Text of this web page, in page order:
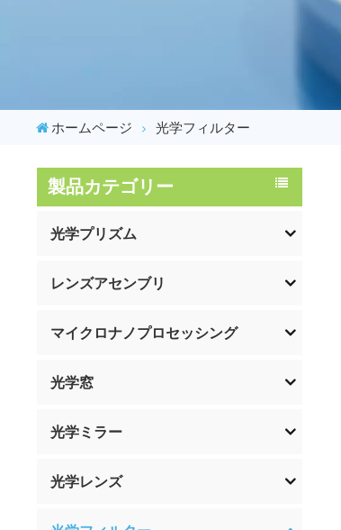
ホームページ 光学フィルター
製品カテゴリー
光学プリズム
レンズアセンブリ
マイクロナノプロセッシング
光学窓
光学ミラー
光学レンズ